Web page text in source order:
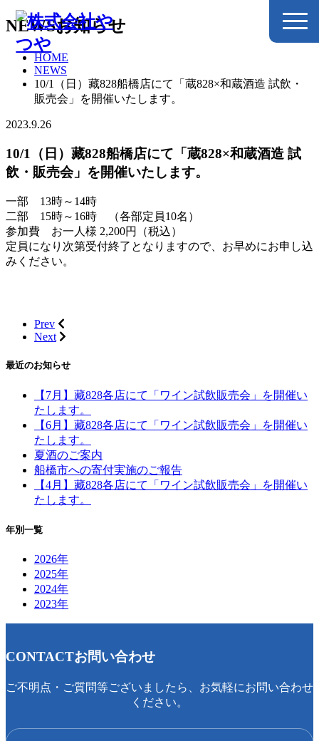
NEWSお知らせ
HOME
NEWS
10/1（日）藏828船橋店にて「蔵828×和蔵酒造 試飲・
販売会」を開催いたします。
2023.9.26
10/1（日）藏828船橋店にて「蔵828×和蔵酒造 試
飲・販売会」を開催いたします。
一部 13時～14時
二部 15時～16時 （各部定員10名）
参加費 お一人様 2,200円（税込）
定員になり次第受付終了となりますので、お早めにお申し込
みください。
Prev
Next
最近のお知らせ
【7月】藏828各店にて「ワイン試飲販売会」を開催い
たします。
【6月】藏828各店にて「ワイン試飲販売会」を開催い
たします。
夏酒のご案内
船橋市への寄付実施のご報告
【4月】藏828各店にて「ワイン試飲販売会」を開催い
たします。
年別一覧
2026年
2025年
2024年
2023年
CONTACTお問い合わせ
ご不明点・ご質問等ございましたら、お気軽にお問い合わせ
ください。